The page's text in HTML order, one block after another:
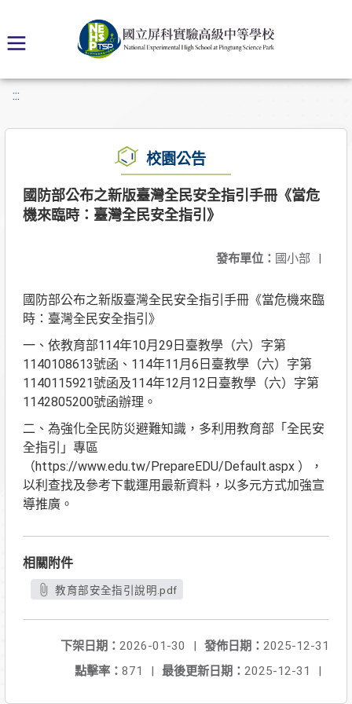
:::
校園公告
國防部公布之新版臺灣全民安全指引手冊《當危
機來臨時：臺灣全民安全指引》
發布單位： 國小部 |
國防部公布之新版臺灣全民安全指引手冊《當危機來臨
時：臺灣全民安全指引》
一、依教育部114年10月29日臺教學（六）字第
1140108613號函、114年11月6日臺教學（六）字第
1140115921號函及114年12月12日臺教學（六）字第
1142805200號函辦理。
二、為強化全民防災避難知識，多利用教育部「全民安
全指引」專區
（https://www.edu.tw/PrepareEDU/Default.aspx ），
以利查找及參考下載運用最新資料，以多元方式加強宣
導推廣。
相關附件
教育部安全指引說明.pdf
發佈日期： 2025-12-31
下架日期： 2026-01-30
|
最後更新日期： 2025-12-31 |
點擊率： 871 |